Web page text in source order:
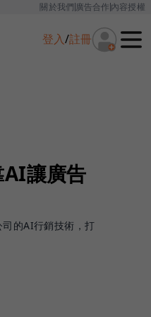
關於我們廣告合作內容授權
登入/註冊
讓廣告
的AI行銷技術，打